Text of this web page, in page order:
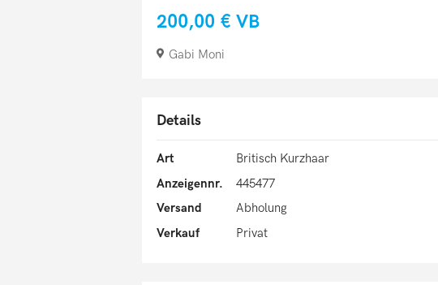
200,00 € VB
Gabi Moni
Details
Art
Britisch Kurzhaar
Anzeigennr.
445477
Versand
Abholung
Verkauf
Privat